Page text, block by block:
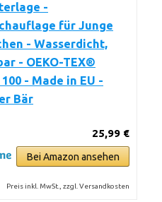
-
für Junge
- Wasserdicht,
- OEKO-TEX®
- Made in EU -
Bär
25,99 €
Bei Amazon ansehen
Preis inkl. MwSt., zzgl. Versandkosten